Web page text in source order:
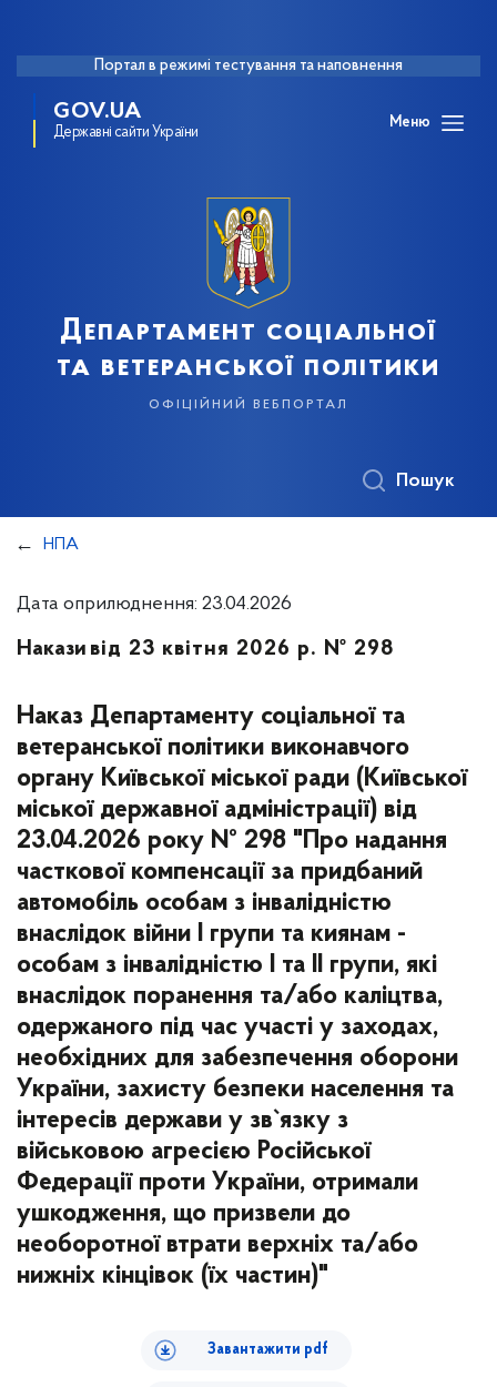
Портал в режимі тестування та наповнення
GOV.UA
Державні сайти України
Меню
Департамент соціальної
та ветеранської політики
офіційний вебпортал
Пошук
НПА
Дата оприлюднення: 23.04.2026
Накази від 23 квітня 2026 р. № 298
Наказ Департаменту соціальної та
ветеранської політики виконавчого
органу Київської міської ради (Київської
міської державної адміністрації) від
23.04.2026 року № 298 "Про надання
часткової компенсації за придбаний
автомобіль особам з інвалідністю
внаслідок війни І групи та киянам -
особам з інвалідністю І та ІІ групи, які
внаслідок поранення та/або каліцтва,
одержаного під час участі у заходах,
необхідних для забезпечення оборони
України, захисту безпеки населення та
інтересів держави у зв`язку з
військовою агресією Російської
Федерації проти України, отримали
ушкодження, що призвели до
необоротної втрати верхніх та/або
нижніх кінцівок (їх частин)"
Завантажити pdf